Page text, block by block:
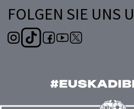
FOLGEN SIE UNS